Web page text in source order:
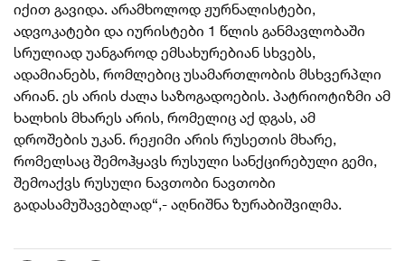
იქით გავიდა. არამხოლოდ ჟურნალისტები,
ადვოკატები და იურისტები 1 წლის განმავლობაში
სრულიად უანგაროდ ემსახურებიან სხვებს,
ადამიანებს, რომლებიც უსამართლობის მსხვერპლი
არიან. ეს არის ძალა საზოგადოების. პატრიოტიზმი ამ
ხალხის მხარეს არის, რომელიც აქ დგას, ამ
დროშების უკან. რეჟიმი არის რუსეთის მხარე,
რომელსაც შემოჰყავს რუსული სანქცირებული გემი,
შემოაქვს რუსული ნავთობი ნავთობი
გადასამუშავებლად“,- აღნიშნა ზურაბიშვილმა.